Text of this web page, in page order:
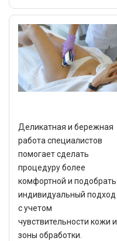
Деликатная и бережная
работа специалистов
помогает сделать
процедуру более
комфортной и подобрать
индивидуальный подход
с учетом
чувствительности кожи и
зоны обработки.